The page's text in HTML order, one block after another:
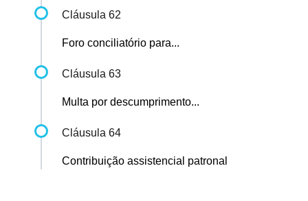
Cláusula 62
Foro conciliatório para...
Cláusula 63
Multa por descumprimento...
Cláusula 64
Contribuição assistencial patronal